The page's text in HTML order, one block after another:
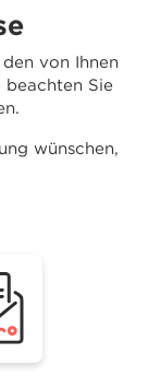
von Ihnen
Sie
wünschen,